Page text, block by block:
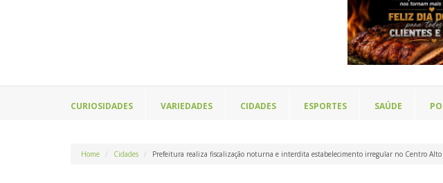
CURIOSIDADES VARIEDADES CIDADES ESPORTES SAÚDE
Home Cidades Prefeitura realiza fiscalização noturna e interdita estabelecimento irregular no Centro Alto